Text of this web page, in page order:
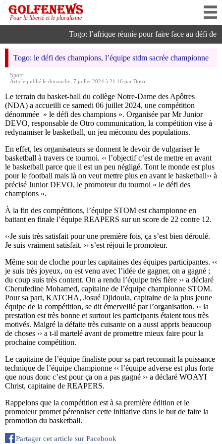
Pour la liberté et le pluralisme
Togo: l’afrique réunie pour faire face au défi de
Togo: le défi des champions, l’équipe stdm sacrée championne
Sport
Article publié le dimanche, 7 juillet 2024 à 21:16 par Doso
Le terrain du basket-ball du collège Notre-Dame des Apôtres
(NDA) a accueilli ce samedi 06 juillet 2024, une compétition
dénommée » le défi des champions ». Organisée par Mr Junior
DEVO, responsable de Otro communication, la compétition vise à
redynamiser le basketball, un jeu méconnu des populations.
En effet, les organisateurs se donnent le devoir de vulgariser le
basketball à travers ce tournoi. ‹‹ l’objectif c’est de mettre en avant
le basketball parce que il est un peu négligé. Tont le monde est plus
pour le football mais là on veut mettre plus en avant le basketball›› à
précisé Junior DEVO, le promoteur du tournoi « le défi des
champions ».
À la fin des compétitions, l’équipe STOM est championne en
battant en finale l’équipe REAPERS sur un score de 22 contre 12.
‹‹Je suis très satisfait pour une première fois, ça s’est bien déroulé.
Je suis vraiment satisfait. ›› s’est réjoui le promoteur.
Même son de cloche pour les capitaines des équipes participantes. ‹‹
je suis très joyeux, on est venu avec l’idée de gagner, on a gagné ;
du coup suis très content. On a rendu l’équipe très fière ›› a déclaré
Cherufedine Mohamed, capitaine de l’équipe championne STOM.
Pour sa part, KATCHA, Josué Djidoula, capitaine de la plus jeune
équipe de la compétition, se dit émerveillé par l’organisation. ‹‹ la
prestation est très bonne et surtout les participants étaient tous très
motivés. Malgré la défaite très cuisante on a aussi appris beaucoup
de choses ›› a t-il martelé avant de promettre mieux faire pour la
prochaine compétition.
Le capitaine de l’équipe finaliste pour sa part reconnait la puissance
technique de l’équipe championne ‹‹ l’équipe adverse est plus forte
que nous donc c’est pour ça on a pas gagné ›› a déclaré WOAYI
Christ, capitaine de REAPERS.
Rappelons que la compétition est à sa première édition et le
promoteur promet pérenniser cette initiative dans le but de faire la
promotion du basketball.
Partager cet article sur Facebook